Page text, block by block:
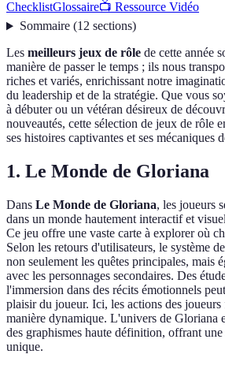
ChecklistGlossaire📺 Ressource Vidéo
Sommaire(12 sections)
Les meilleurs jeux de rôle de cette année
manière de passer le temps ; ils nous
riches et variés, enrichissant notre
du leadership et de la stratégie. Que vous
à débuter ou un vétéran désireux de
nouveautés, cette sélection de jeux de rôle
ses histoires captivantes et ses mécaniques
1. Le Monde de Gloriana
Dans Le Monde de Gloriana, les joueurs
dans un monde hautement interactif et
Ce jeu offre une vaste carte à explorer où
Selon les retours d'utilisateurs, le système
non seulement les quêtes principales, mais
avec les personnages secondaires. Des
l'immersion dans des récits émotionnels
plaisir du joueur. Ici, les actions des
manière dynamique. L'univers de Gloriana
des graphismes haute définition, offrant
unique.